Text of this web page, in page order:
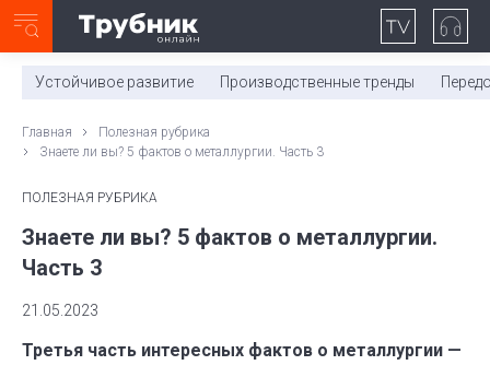
0:00/ 11:03
Устойчивое развитие Производственные тренды
Главная
Полезная рубрика
Знаете ли вы? 5 фактов о металлургии. Часть 3
ПОЛЕЗНАЯ РУБРИКА
Знаете ли вы? 5 фактов о металлургии.
Часть 3
21.05.2023
Третья часть интересных фактов о металлургии —